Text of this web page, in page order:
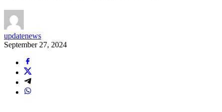
updatenews
September 27, 2024